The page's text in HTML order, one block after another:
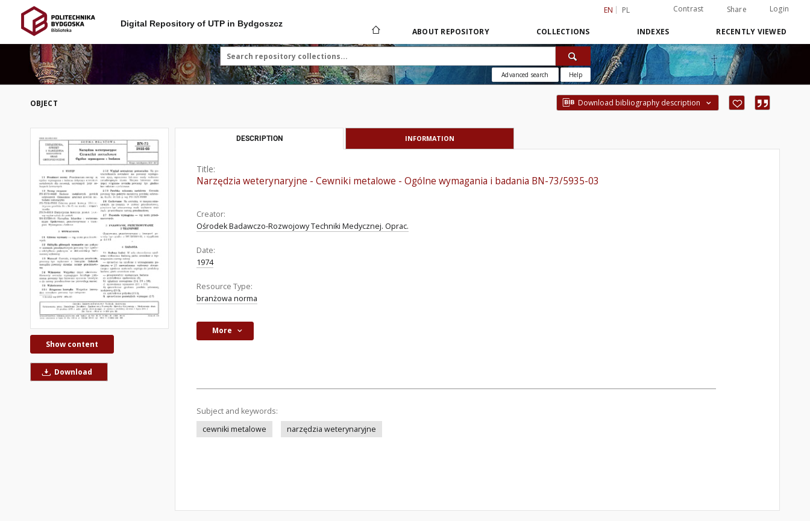
EN PL Contrast Share Login
Digital Repository of UTP in Bydgoszcz
ABOUT REPOSITORY COLLECTIONS INDEXES RECENTLY VIEWED
Advanced search Help
OBJECT Download bibliography description
Show content
Download
DESCRIPTION INFORMATION
Title:
Narzędzia weterynaryjne - Cewniki metalowe - Ogólne wymagania i badania BN-73/5935-03
Creator:
Ośrodek Badawczo-Rozwojowy Techniki Medycznej. Oprac.
Date:
1974
Resource Type:
branżowa norma
More
Subject and keywords:
cewniki metalowe
narzędzia weterynaryjne